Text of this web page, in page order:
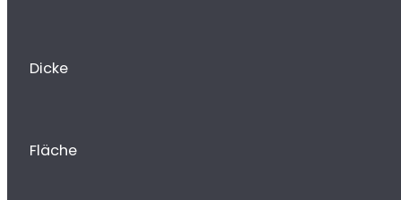
Dicke
Fläche